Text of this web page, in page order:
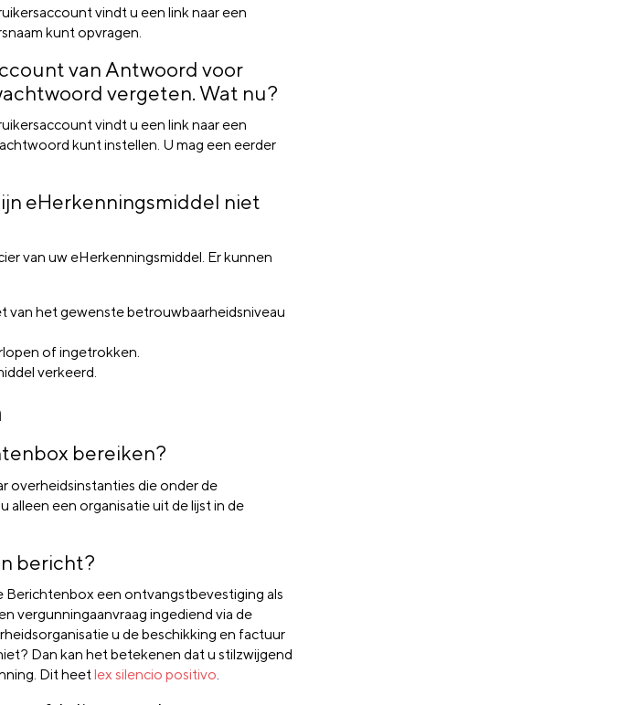
vindt u een link naar een
kunt opvragen.
van Antwoord voor
vergeten. Wat nu?
vindt u een link naar een
kunt instellen. U mag een eerder
eHerkenningsmiddel niet
van uw eHerkenningsmiddel. Er kunnen
van het gewenste betrouwbaarheidsniveau
of ingetrokken.
verkeerd.
bereiken?
overheidsinstanties die onder de
alleen een organisatie uit de lijst in de
bericht?
Berichtenbox een ontvangstbevestiging als
vergunningaanvraag ingediend via de
u de beschikking en factuur
Dan kan het betekenen dat u stilzwijgend
Dit heetlex silencio positivo.